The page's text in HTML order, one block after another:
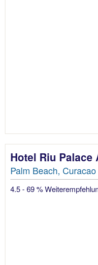
Hotel Riu Palace
Palm Beach,
4.5 - 69 %